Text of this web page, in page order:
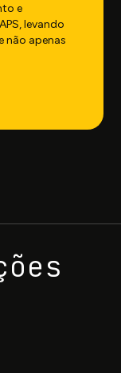
e
levando
não apenas